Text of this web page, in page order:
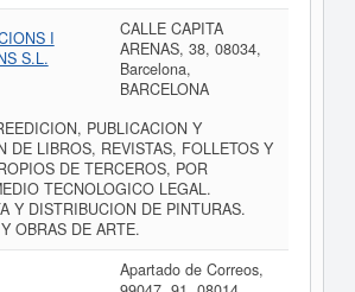
I
S.L.
CALLE CAPITA
ARENAS, 38, 08034,
Barcelona,
BARCELONA
PUBLICACION Y
DE LIBROS, REVISTAS, FOLLETOS Y
DE TERCEROS, POR
TECNOLOGICO LEGAL.
Y DISTRIBUCION DE PINTURAS.
OBRAS DE ARTE.
Apartado de Correos,